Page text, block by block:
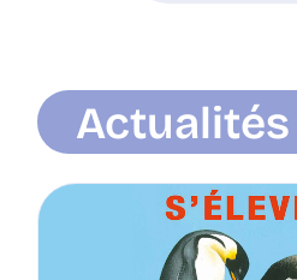
Actualités